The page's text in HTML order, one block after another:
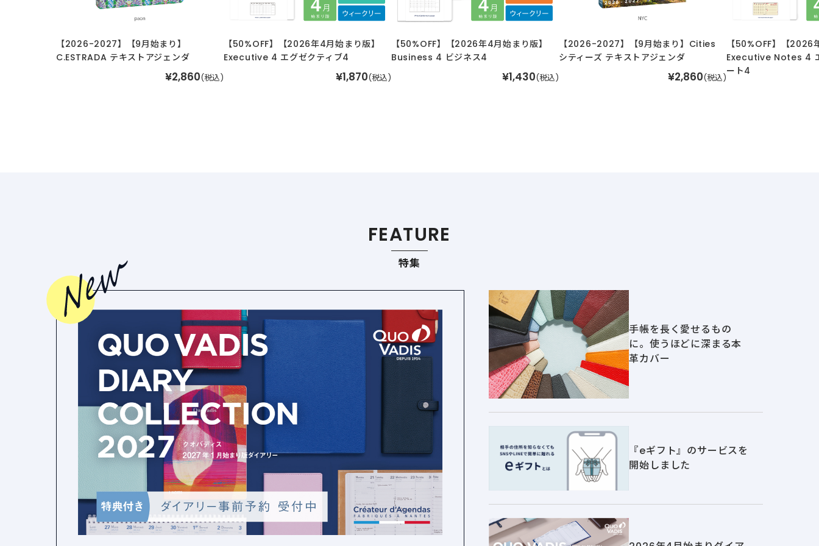
【2026-2027】【9月始まり】
C.ESTRADA テキストアジェンダ
¥2,860(税込)
【50%OFF】【2026年4月始まり版】
Executive 4 エグゼクティブ4
¥1,870(税込)
【50%OFF】【2026年4月始まり版】
Business 4 ビジネス4
¥1,430(税込)
【2026-2027】【9月始まり】Cities
シティーズ テキストアジェンダ
¥2,860(税込)
【50%OFF】【2026
Executive Notes 4
ート4
FEATURE
特集
手帳を長く愛せるもの
に。使うほどに深まる本
革カバー
『eギフト』のサービスを
開始しました